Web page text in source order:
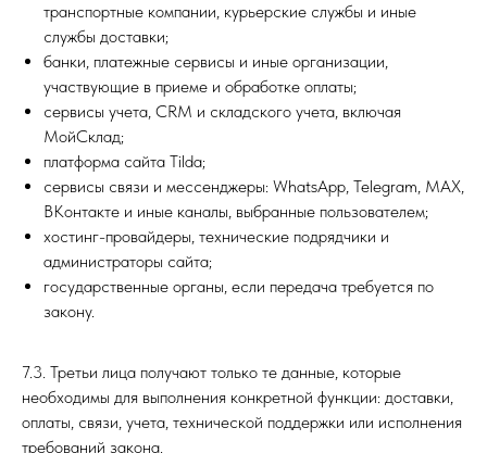
транспортные компании, курьерские службы и иные
службы доставки;
банки, платежные сервисы и иные организации,
участвующие в приеме и обработке оплаты;
сервисы учета, CRM и складского учета, включая
МойСклад;
платформа сайта Tilda;
сервисы связи и мессенджеры: WhatsApp, Telegram, MAX,
ВКонтакте и иные каналы, выбранные пользователем;
хостинг-провайдеры, технические подрядчики и
администраторы сайта;
государственные органы, если передача требуется по
закону.
7.3. Третьи лица получают только те данные, которые
необходимы для выполнения конкретной функции: доставки,
оплаты, связи, учета, технической поддержки или исполнения
требований закона.